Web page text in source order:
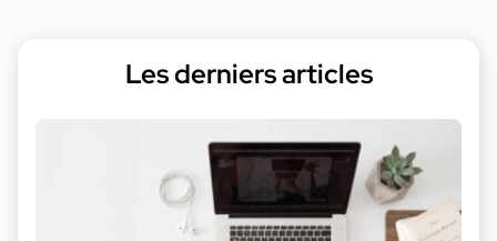
Les derniers articles